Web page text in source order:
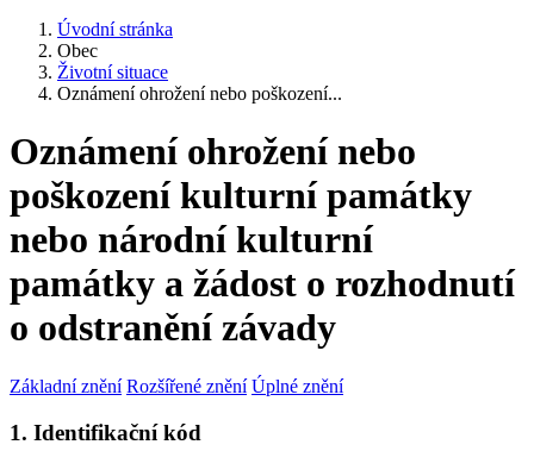
Úvodní stránka
Obec
Životní situace
Oznámení ohrožení nebo poškození...
Oznámení ohrožení nebo
poškození kulturní památky
nebo národní kulturní
památky a žádost o rozhodnutí
o odstranění závady
Základní znění Rozšířené znění Úplné znění
1. Identifikační kód